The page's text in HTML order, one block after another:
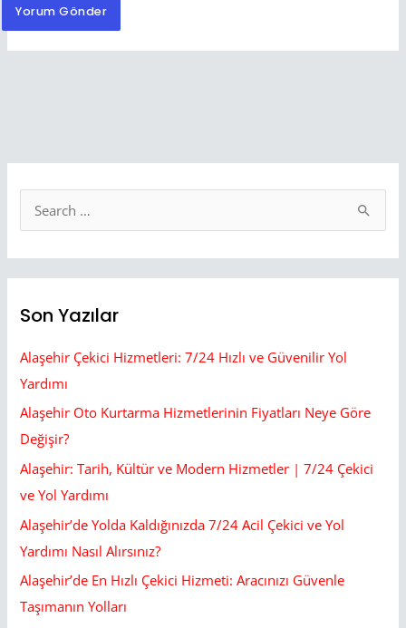
c
r
:
Son Yazılar
Alaşehir Çekici Hizmetleri: 7/24 Hızlı ve Güvenilir Yol
Yardımı
Alaşehir Oto Kurtarma Hizmetlerinin Fiyatları Neye Göre
Değişir?
Alaşehir: Tarih, Kültür ve Modern Hizmetler | 7/24 Çekici
ve Yol Yardımı
Alaşehir’de Yolda Kaldığınızda 7/24 Acil Çekici ve Yol
Yardımı Nasıl Alırsınız?
Alaşehir’de En Hızlı Çekici Hizmeti: Aracınızı Güvenle
Taşımanın Yolları